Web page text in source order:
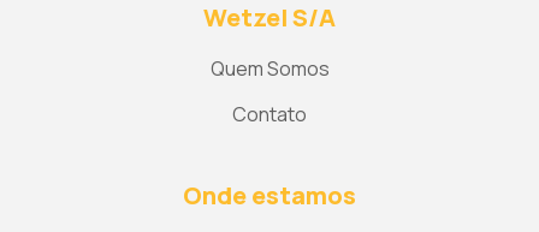
Wetzel S/A
Quem Somos
Contato
Onde estamos